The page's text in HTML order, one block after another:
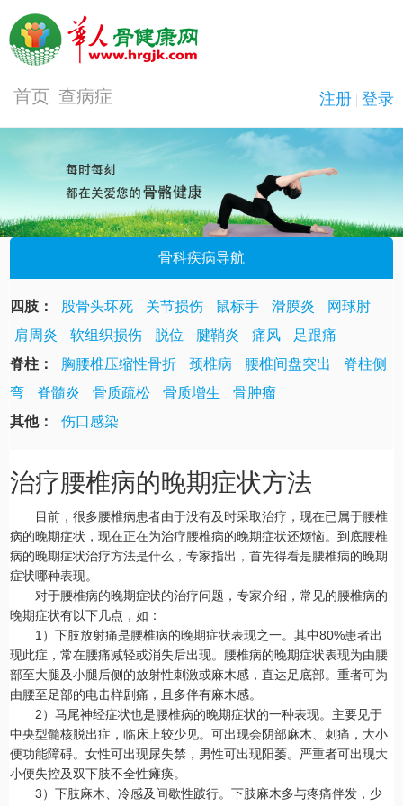
首页 查病症
骨科疾病导航
四肢： 股骨头坏死 关节损伤 鼠标手 滑膜炎
网球肘
肩周炎
软组织损伤 脱位 腱鞘炎 痛风
足跟痛
脊柱：
胸腰椎压缩性骨折 颈椎病 腰椎间盘突出
脊柱侧
弯
脊髓炎 骨质疏松 骨质增生
骨肿瘤
其他：
伤口感染
治疗腰椎病的晚期症状方法
目前，很多腰椎病患者由于没有及时采取治疗，现在已属于腰椎
病的晚期症状，现在正在为治疗腰椎病的晚期症状还烦恼。到底腰椎
病的晚期症状治疗方法是什么，专家指出，首先得看是腰椎病的晚期
症状哪种表现。
对于腰椎病的晚期症状的治疗问题，专家介绍，常见的腰椎病的
晚期症状有以下几点，如：
1）下肢放射痛是腰椎病的晚期症状表现之一。其中80%患者出
现此症，常在腰痛减轻或消失后出现。腰椎病的晚期症状表现为由腰
部至大腿及小腿后侧的放射性刺激或麻木感，直达足底部。重者可为
由腰至足部的电击样剧痛，且多伴有麻木感。
2）马尾神经症状也是腰椎病的晚期症状的一种表现。主要见于
中央型髓核脱出症，临床上较少见。可出现会阴部麻木、刺痛，大小
便功能障碍。女性可出现尿失禁，男性可出现阳萎。严重者可出现大
小便失控及双下肢不全性瘫痪。
3）下肢麻木、冷感及间歇性跛行。下肢麻木多与疼痛伴发，少